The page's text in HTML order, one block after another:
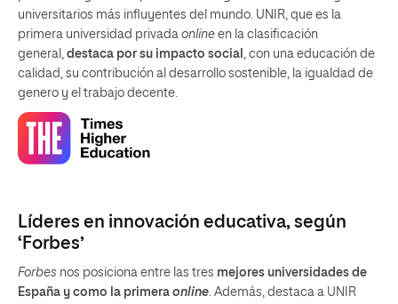
universitarios más influyentes del mundo. UNIR, que es la
primera universidad privada online en la clasificación
general, destaca por su impacto social
, con una educación de
calidad, su contribución al desarrollo sostenible, la igualdad de
genero y el trabajo decente.
Líderes en innovación educativa, según
‘Forbes’
Forbes nos posiciona entre las tres mejores universidades de
España y como la primera online. Además, destaca a UNIR